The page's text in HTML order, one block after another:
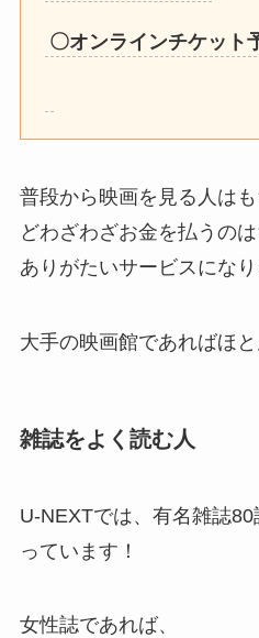
〇オンラインチケット
普段から映画を見る人は
どわざわざお金を払うの
ありがたいサービスになり
大手の映画館であればほと
雑誌をよく読む人
U-NEXTでは、有名雑誌
っています！
女性誌であれば、